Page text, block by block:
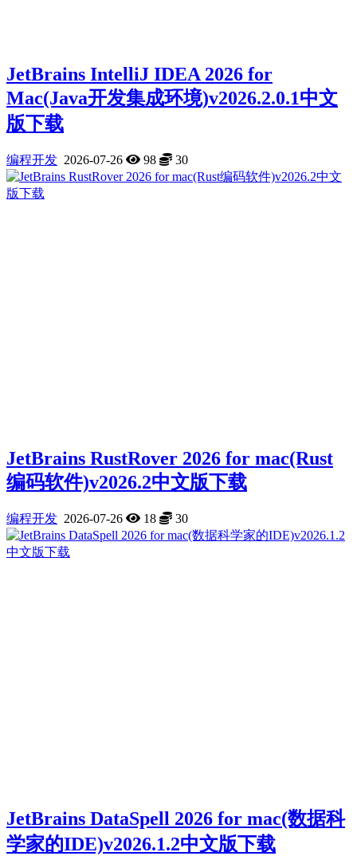
JetBrains IntelliJ IDEA 2026 for
Mac(Java开发集成环境)v2026.2.0.1中文
版下载
编程开发 2026-07-26 98 30
JetBrains RustRover 2026 for mac(Rust
编码软件)v2026.2中文版下载
编程开发 2026-07-26 18 30
JetBrains DataSpell 2026 for mac(数据科
学家的IDE)v2026.1.2中文版下载